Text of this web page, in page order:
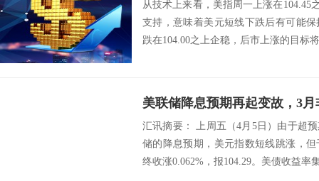
从技术上来看，美指周一上涨在104.45
支持，意味着美元短线下跌后有可能
跌在104.00之上企稳，后市上涨的目标
汇讯摘要： 上周五（4月5日）由于超
储的降息预期，美元指数短线跳涨，
终收涨0.062%，报104.29。美债收益率